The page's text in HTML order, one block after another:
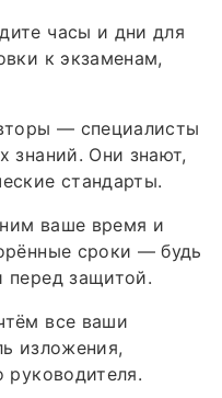
часы и дни для
к экзаменам,
— специалисты
знаний. Они знают,
стандарты.
ваше время и
сроки — будь
перед защитой.
все ваши
изложения,
руководителя.